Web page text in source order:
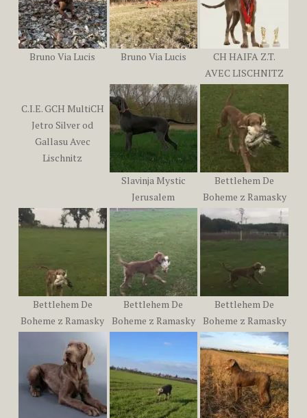
Bruno Via Lucis Bruno Via Lucis
CH HAIFA Z.T.
AVEC LISCHNITZ
C.I.E. GCH MultiCH
Jetro Silver od
Gallasu Avec
Lischnitz
Slavinja Mystic
Jerusalem
Bettlehem De
Boheme z Ramasky
Bettlehem De
Boheme z Ramasky
Bettlehem De
Boheme z Ramasky
Bettlehem De
Boheme z Ramasky